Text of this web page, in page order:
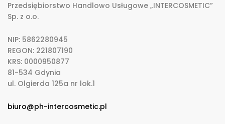
Przedsiębiorstwo Handlowo Usługowe „INTERCOSMETIC”
Sp. z o.o.
NIP: 5862280945
REGON: 221807190
KRS: 0000950877
81-534 Gdynia
ul. Olgierda 125a nr lok.1
biuro@ph-intercosmetic.pl